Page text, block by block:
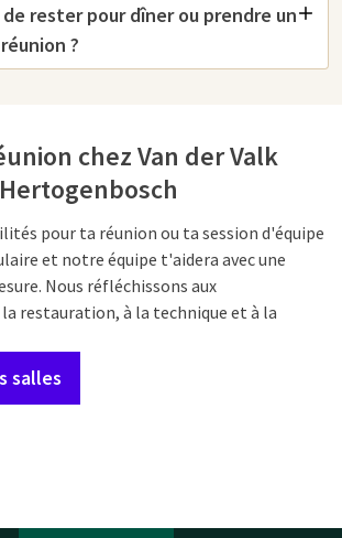
rester pour dîner ou prendre un
?
chez Van der Valk
pour ta réunion ou ta session d'équipe
et notre équipe t'aidera avec une
Nous réfléchissons aux
restauration, à la technique et à la
salles